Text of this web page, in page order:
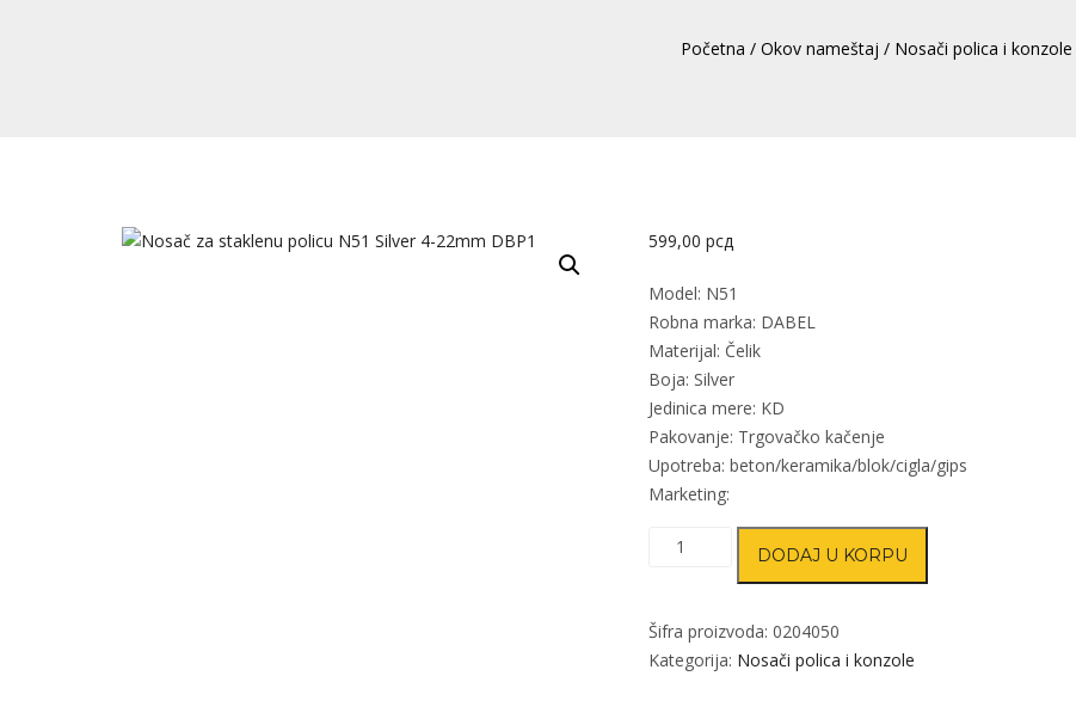
Početna / Okov nameštaj / Nosači polica i konzole
599,00 рсд
Model: N51
Robna marka: DABEL
Materijal: Čelik
Boja: Silver
Jedinica mere: KD
Pakovanje: Trgovačko kačenje
Upotreba: beton/keramika/blok/cigla/gips
Marketing:
Nosač
policu
N51
DODAJ U KORPU
Šifra proizvoda: 0204050
Kategorija: Nosači polica i konzole